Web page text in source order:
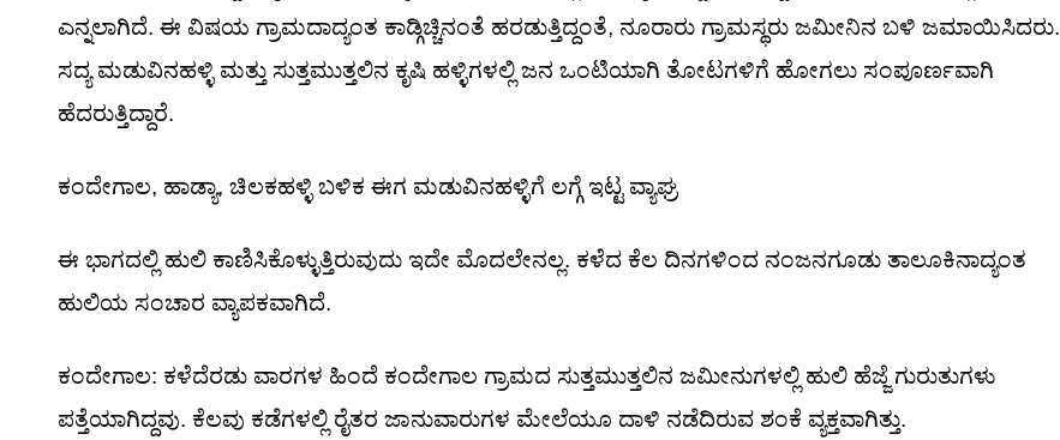
ಎನ್ನಲಾಗಿದೆ. ಈ ವಿಷಯ ಗ್ರಾಮದಾದ್ಯಂತ ಕಾಡ್ಗಿಚ್ಚಿನಂತೆ ಹರಡುತ್ತಿದ್ದಂತೆ, ನೂರಾರು ಗ್ರಾಮಸ್ಥರು ಜಮೀನಿನ ಬಳಿ ಜಮಾಯಿಸಿದರು.
ಸದ್ಯ ಮಡುವಿನಹಳ್ಳಿ ಮತ್ತು ಸುತ್ತಮುತ್ತಲಿನ ಕೃಷಿ ಹಳ್ಳಿಗಳಲ್ಲಿ ಜನ ಒಂಟಿಯಾಗಿ ತೋಟಗಳಿಗೆ ಹೋಗಲು ಸಂಪೂರ್ಣವಾಗಿ
ಹೆದರುತ್ತಿದ್ದಾರೆ.
ಕಂದೇಗಾಲ, ಹಾಡ್ಯಾ, ಚಿಲಕಹಳ್ಳಿ ಬಳಿಕ ಈಗ ಮಡುವಿನಹಳ್ಳಿಗೆ ಲಗ್ಗೆ ಇಟ್ಟ ವ್ಯಾಘ್ರ
ಈ ಭಾಗದಲ್ಲಿ ಹುಲಿ ಕಾಣಿಸಿಕೊಳ್ಳುತ್ತಿರುವುದು ಇದೇ ಮೊದಲೇನಲ್ಲ. ಕಳೆದ ಕೆಲ ದಿನಗಳಿಂದ ನಂಜನಗೂಡು ತಾಲೂಕಿನಾದ್ಯಂತ
ಹುಲಿಯ ಸಂಚಾರ ವ್ಯಾಪಕವಾಗಿದೆ.
ಕಂದೇಗಾಲ: ಕಳೆದೆರಡು ವಾರಗಳ ಹಿಂದೆ ಕಂದೇಗಾಲ ಗ್ರಾಮದ ಸುತ್ತಮುತ್ತಲಿನ ಜಮೀನುಗಳಲ್ಲಿ ಹುಲಿ ಹೆಜ್ಜೆ ಗುರುತುಗಳು
ಪತ್ತೆಯಾಗಿದ್ದವು. ಕೆಲವು ಕಡೆಗಳಲ್ಲಿ ರೈತರ ಜಾನುವಾರುಗಳ ಮೇಲೆಯೂ ದಾಳಿ ನಡೆದಿರುವ ಶಂಕೆ ವ್ಯಕ್ತವಾಗಿತ್ತು.